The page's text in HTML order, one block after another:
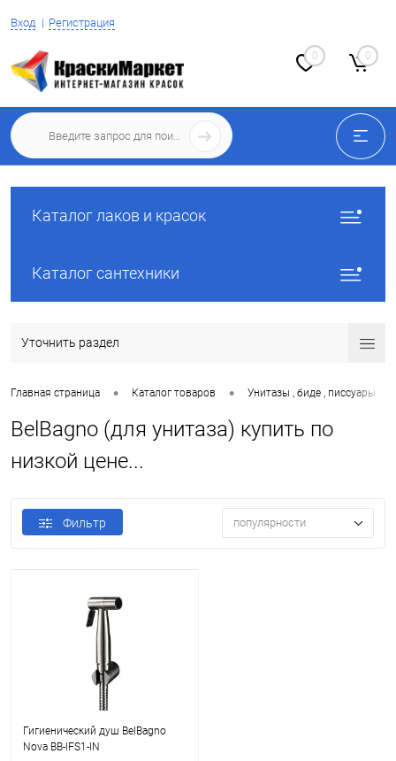
Вход Регистрация
0 0
Каталог лаков и красок
Каталог сантехники
Уточнить раздел
Главная страница • Каталог товаров • Унитазы , биде , писсуары
BelBagno (для унитаза) купить по
низкой цене...
Фильтр популярности
Гигиенический душ BelBagno
Nova BB-IFS1-IN